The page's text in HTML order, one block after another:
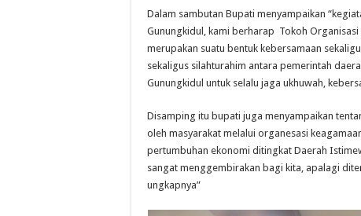
Dalam sambutan Bupati menyampaikan
Gunungkidul, kami berharap Tokoh
merupakan suatu bentuk kebersamaan
sekaligus silahturahim antara pemerintah
Gunungkidul untuk selalu jaga ukhuwah,
Disamping itu bupati juga menyampaikan
oleh masyarakat melalui organesasi
pertumbuhan ekonomi ditingkat Daerah
sangat menggembirakan bagi kita, apalagi
ungkapnya”